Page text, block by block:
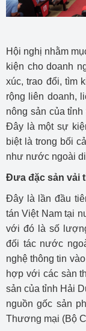
Hội nghị nhằm
kiện cho doanh
xúc, trao đổi, tìm
rộng liên doanh,
nông sản của
Đây là một sự
biệt là trong bối
như nước ngoài
Đưa đặc sản vải
Đây là lần đầu
tán Việt Nam tại
với đó là số
đối tác nước
nghệ thông tin
hợp với các sàn
sản của tỉnh Hải
nguồn gốc sản
Thương mại (Bộ